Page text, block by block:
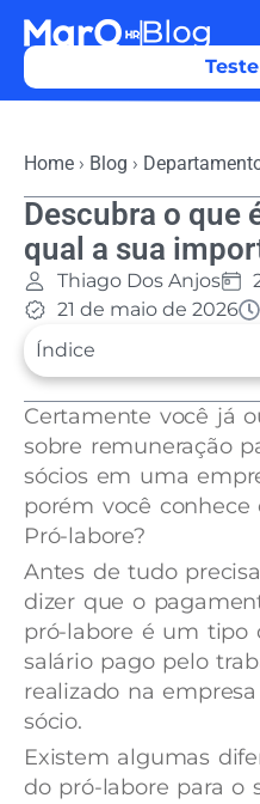
Home › Blog ›
Descubra o que
qual a sua
Thiago Dos Anjos
21 de maio de 2026
Índice
Certamente você já
sobre remuneração
sócios em uma
porém você conhece
Pró-labore?
Antes de tudo
dizer que o
pró-labore é um tipo
salário pago pelo
realizado na
sócio.
Existem algumas
do pró-labore para o